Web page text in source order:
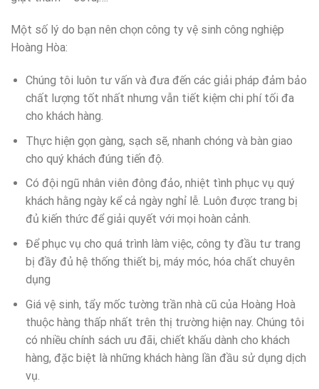
Một số lý do bạn nên chọn công ty vệ sinh công nghiệp
Hoàng Hòa:
Chúng tôi luôn tư vấn và đưa đến các giải pháp đảm bảo
chất lượng tốt nhất nhưng vẫn tiết kiệm chi phí tối đa
cho khách hàng.
Thực hiện gọn gàng, sạch sẽ, nhanh chóng và bàn giao
cho quý khách đúng tiến độ.
Có đội ngũ nhân viên đông đảo, nhiệt tình phục vụ quý
khách hằng ngày kể cả ngày nghỉ lễ. Luôn được trang bị
đủ kiến ​​thức để giải quyết với mọi hoàn cảnh.
Để phục vụ cho quá trình làm việc, công ty đầu tư trang
bị đầy đủ hệ thống thiết bị, máy móc, hóa chất chuyên
dụng
Giá vệ sinh, tẩy mốc tường trần nhà cũ của Hoàng Hoà
thuộc hàng thấp nhất trên thị trường hiện nay. Chúng tôi
có nhiều chính sách ưu đãi, chiết khấu dành cho khách
hàng, đặc biệt là những khách hàng lần đầu sử dụng dịch
vụ.